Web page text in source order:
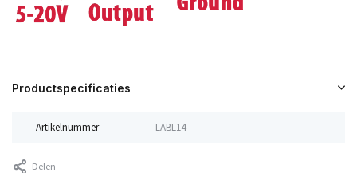
Productspecificaties
Artikelnummer LABL14
Delen